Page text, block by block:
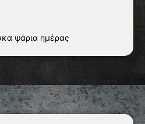
ψάρια ημέρας